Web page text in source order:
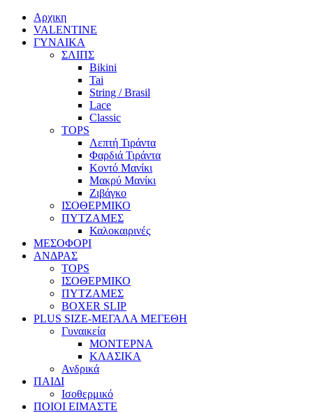
Αρχικη
VALENTINE
ΓΥΝΑΙΚΑ
ΣΛΙΠΣ
Bikini
Tai
String / Brasil
Lace
Classic
TOPS
Λεπτή Τιράντα
Φαρδιά Τιράντα
Κοντό Μανίκι
Μακρύ Μανίκι
Ζιβάγκο
ΙΣΟΘΕΡΜΙΚΟ
ΠΥΤΖΑΜΕΣ
Καλοκαιρινές
ΜΕΣΟΦΟΡΙ
ΑΝΔΡΑΣ
TOPS
ΙΣΟΘΕΡΜΙΚΟ
ΠΥΤΖΑΜΕΣ
BOXER SLIP
PLUS SIZE-ΜΕΓΑΛΑ ΜΕΓΕΘΗ
Γυναικεία
ΜΟΝΤΕΡΝΑ
ΚΛΑΣΙΚΑ
Ανδρικά
ΠΑΙΔΙ
Ισοθερμικό
ΠΟΙΟΙ ΕΙΜΑΣΤΕ